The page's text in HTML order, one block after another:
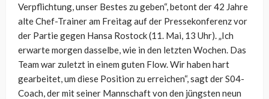
Verpflichtung, unser Bestes zu geben“, betont der 42 Jahre
alte Chef-Trainer am Freitag auf der Pressekonferenz vor
der Partie gegen Hansa Rostock (11. Mai, 13 Uhr). „Ich
erwarte morgen dasselbe, wie in den letzten Wochen. Das
Team war zuletzt in einem guten Flow. Wir haben hart
gearbeitet, um diese Position zu erreichen“, sagt der S04-
Coach, der mit seiner Mannschaft von den jüngsten neun